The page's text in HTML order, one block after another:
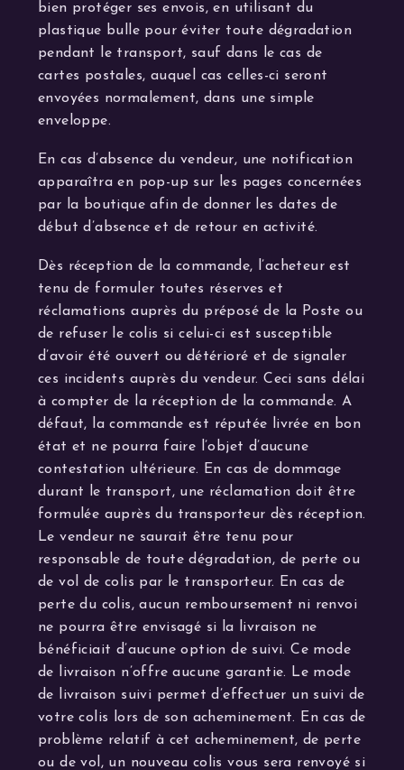
bien protéger ses envois, en utilisant du
plastique bulle pour éviter toute dégradation
pendant le transport, sauf dans le cas de
cartes postales, auquel cas celles-ci seront
envoyées normalement, dans une simple
enveloppe.
En cas d’absence du vendeur, une notification
apparaîtra en pop-up sur les pages concernées
par la boutique afin de donner les dates de
début d’absence et de retour en activité.
Dès réception de la commande, l’acheteur est
tenu de formuler toutes réserves et
réclamations auprès du préposé de la Poste ou
de refuser le colis si celui-ci est susceptible
d’avoir été ouvert ou détérioré et de signaler
ces incidents auprès du vendeur. Ceci sans délai
à compter de la réception de la commande. A
défaut, la commande est réputée livrée en bon
état et ne pourra faire l’objet d’aucune
contestation ultérieure. En cas de dommage
durant le transport, une réclamation doit être
formulée auprès du transporteur dès réception.
Le vendeur ne saurait être tenu pour
responsable de toute dégradation, de perte ou
de vol de colis par le transporteur. En cas de
perte du colis, aucun remboursement ni renvoi
ne pourra être envisagé si la livraison ne
bénéficiait d’aucune option de suivi. Ce mode
de livraison n’offre aucune garantie. Le mode
de livraison suivi permet d’effectuer un suivi de
votre colis lors de son acheminement. En cas de
problème relatif à cet acheminement, de perte
ou de vol, un nouveau colis vous sera renvoyé si